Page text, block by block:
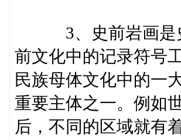
3、史前岩画是史
前文化中的记录符号
民族母体文化中的一
重要主体之一。例如
后，不同的区域就有